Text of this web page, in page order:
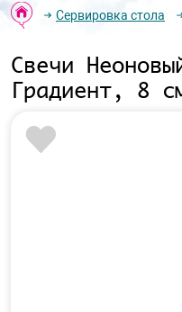
Сервировка стола
Свечи
Градиент, 8